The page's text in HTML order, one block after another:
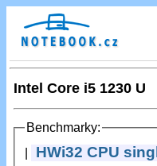
Intel Core i5 1230 U
Benchmarky:
HWi32 CPU